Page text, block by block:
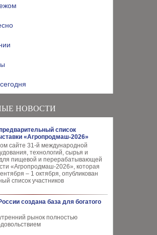
НОВОСТИ
список
«Агропродмаш-2026»
сайте 31-й международной
технологий, сырья и
пищевой и перерабатывающей
«Агропродмаш-2026», которая
– 1 октября, опубликован
список участников
создана база для богатого
рынок полностью